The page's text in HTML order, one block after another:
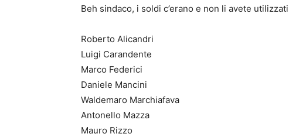
Beh sindaco, i soldi c’erano e non li avete
Roberto Alicandri
Luigi Carandente
Marco Federici
Daniele Mancini
Waldemaro Marchiafava
Antonello Mazza
Mauro Rizzo